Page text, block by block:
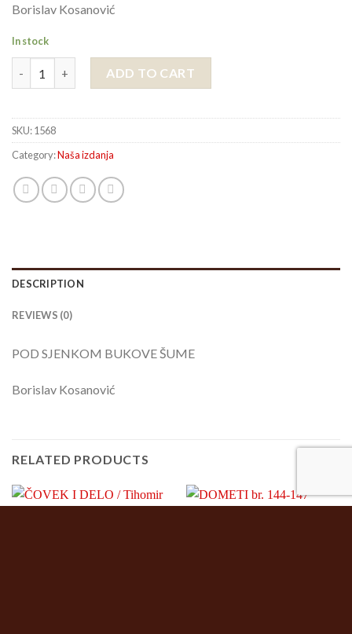
Borislav Kosanović
In stock
ADD TO CART
SKU:1568
Category:Naša izdanja
DESCRIPTION
REVIEWS (0)
POD SJENKOM BUKOVE ŠUME
Borislav Kosanović
RELATED PRODUCTS